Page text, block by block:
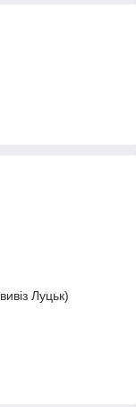
Луцьк)